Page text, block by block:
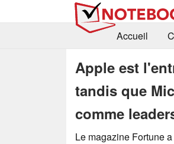
Accueil
Apple est
tandis que
comme
Le magazine Fortune